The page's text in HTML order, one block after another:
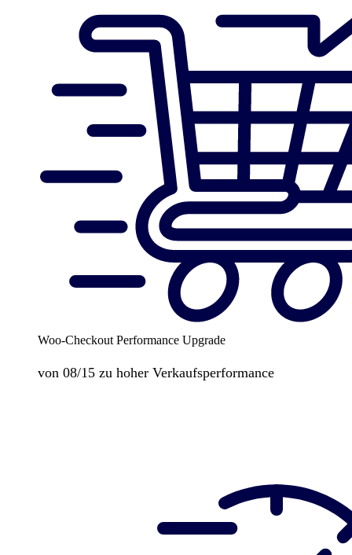
Woo-Checkout Performance Upgrade
von 08/15 zu hoher Verkaufsperformance